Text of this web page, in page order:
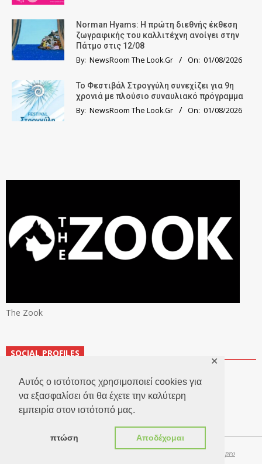
Αυτός ο ιστότοπος χρησιμοποιεί cookies για
να εξασφαλίσει ότι θα έχετε την καλύτερη
εμπειρία στον ιστότοπό μας.
πτώση Αποδέχομαι
✕
Norman Hyams: Η πρώτη διεθνής έκθεση
ζωγραφικής του καλλιτέχνη ανοίγει στην
Πάτμο στις 12/08
By: NewsRoom The Look.Gr On: 01/08/2026
Το Φεστιβάλ Στρογγύλη συνεχίζει για 9η
χρονιά με πλούσιο συναυλιακό πρόγραμμα
By: NewsRoom The Look.Gr On: 01/08/2026
The Zook
SOCIAL PROFILES
Websitepro